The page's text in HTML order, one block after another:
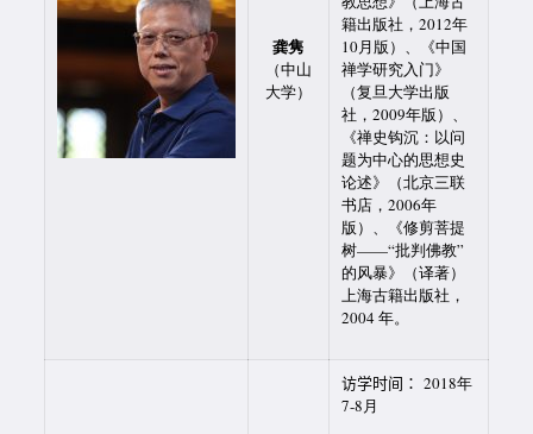
龚隽
（中山
大学）
籍出版社，2012年
10月版）、《中国
禅学研究入门》
（复旦大学出版
社，2009年版）、
《禅史钩沉：以问
题为中心的思想史
论述》（北京三联
书店，2006年
版）、《修剪菩提
树——“批判佛教”
的风暴》（译著）
上海古籍出版社，
2004 年。
访学时间： 2018年
7-8月